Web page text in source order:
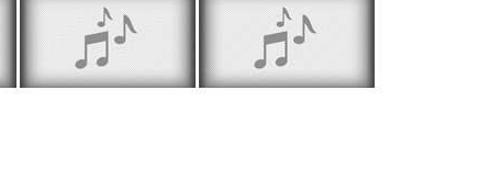
PIEEJAMS
PUBLISKAJĀS
BIBLIOTĒKĀS
Rīta rosme - Par Saules dārza tematu
PIEEJAMS
PUBLISKAJĀS
BIBLIOTĒKĀS
Rīta rosme - Par Nacionālās bibliotēkas celtniecību